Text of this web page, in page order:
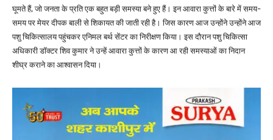
घूमते हैं, जो जनता के प्रति एक बहुत बड़ी समस्या बने हुए हैं। इन आवारा कुत्तों के बारे में समय-
समय पर मेयर दीपक बाली से शिकायत की जाती रही है। जिस कारण आज उन्होंने उन्होंने आज
पशु चिकित्सालय पहुंचकर एनिमल बर्थ सेंटर का निरीक्षण किया। इस दौरान पशु चिकित्सा
अधिकारी डॉक्टर शिव कुमार ने उन्हें आवारा कुत्तों के कारण आ रही समस्याओं का निदान
शीघ्र कराने का आश्वासन दिया।